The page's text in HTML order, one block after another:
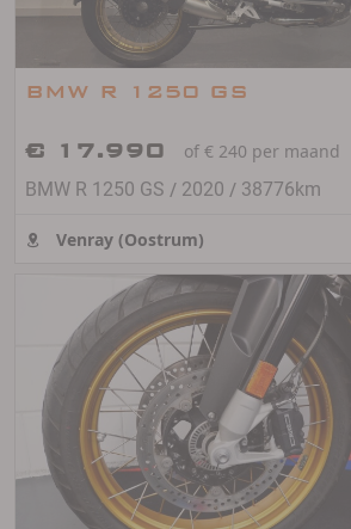
BMW R 1250 GS
€ 17.990
of € 240 per maand
BMW R 1250 GS / 2020 / 38776km
Venray (Oostrum)